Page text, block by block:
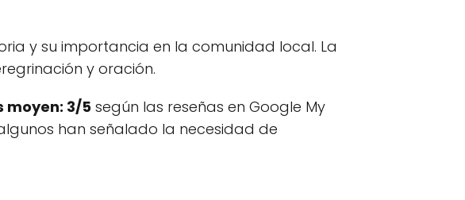
y su importancia en la comunidad local. La
y oración.
moyen: 3/5 según las reseñas en Google My
han señalado la necesidad de